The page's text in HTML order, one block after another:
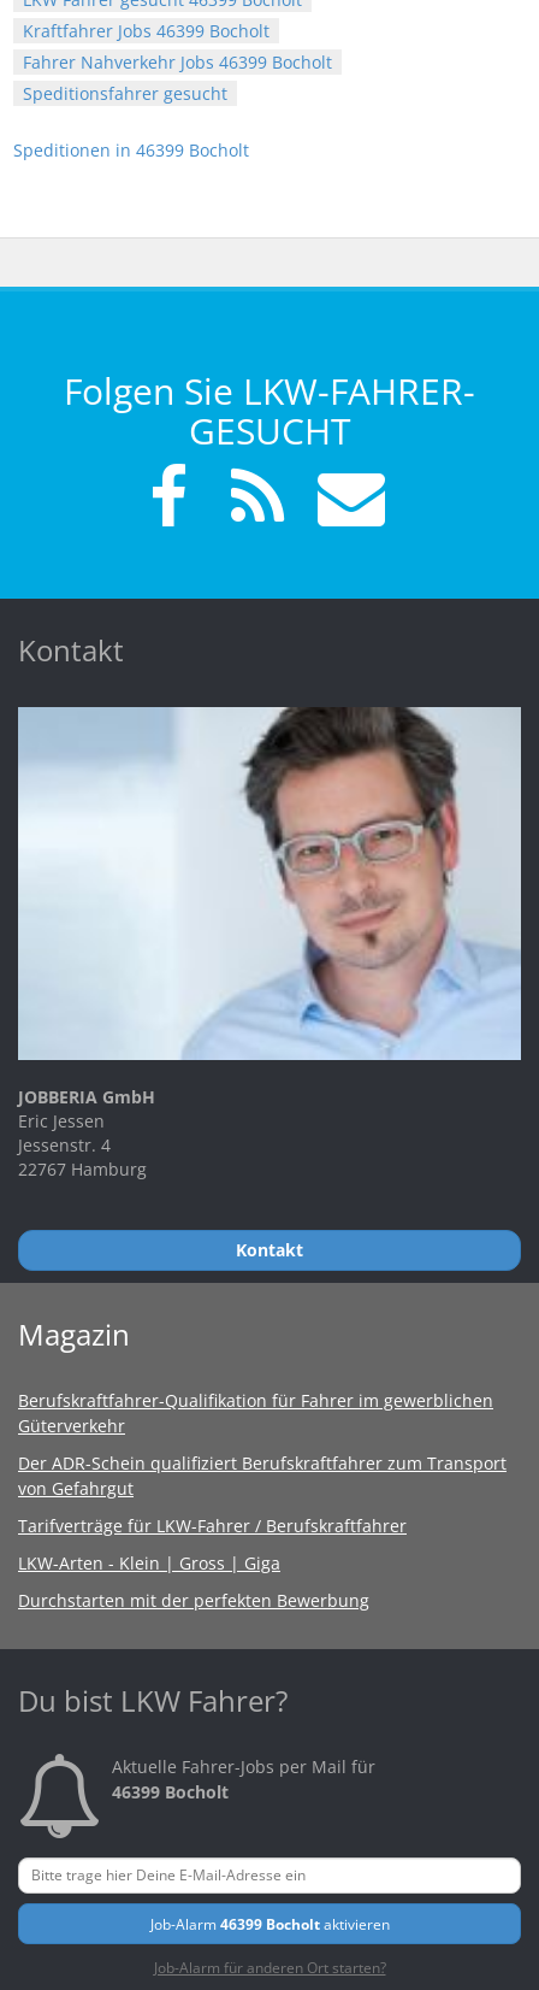
Kraftfahrer Jobs 46399 Bocholt
Fahrer Nahverkehr Jobs 46399 Bocholt
Speditionsfahrer gesucht
Speditionen in 46399 Bocholt
Folgen Sie LKW-FAHRER-
GESUCHT
Kontakt
JOBBERIA GmbH
Eric Jessen
Jessenstr. 4
22767 Hamburg
Kontakt
Magazin
Berufskraftfahrer-Qualifikation für Fahrer im gewerblichen
Güterverkehr
Der ADR-Schein qualifiziert Berufskraftfahrer zum Transport
von Gefahrgut
Tarifverträge für LKW-Fahrer / Berufskraftfahrer
LKW-Arten - Klein | Gross | Giga
Durchstarten mit der perfekten Bewerbung
Du bist LKW Fahrer?
Aktuelle Fahrer-Jobs per Mail für
46399 Bocholt
Job-Alarm46399 Bocholtaktivieren
Job-Alarm für anderen Ort starten?